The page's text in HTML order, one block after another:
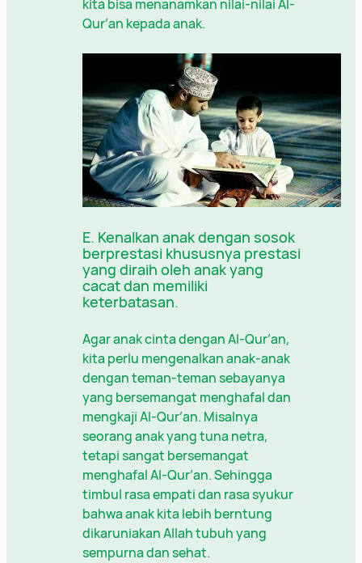
kita bisa menanamkan nilai-nilai Al-
Qur’an kepada anak.
E. Kenalkan anak dengan sosok
berprestasi khususnya prestasi
yang diraih oleh anak yang
cacat dan memiliki
keterbatasan.
Agar anak cinta dengan Al-Qur’an,
kita perlu mengenalkan anak-anak
dengan teman-teman sebayanya
yang bersemangat menghafal dan
mengkaji Al-Qur’an. Misalnya
seorang anak yang tuna netra,
tetapi sangat bersemangat
menghafal Al-Qur’an. Sehingga
timbul rasa empati dan rasa syukur
bahwa anak kita lebih berntung
dikaruniakan Allah tubuh yang
sempurna dan sehat.